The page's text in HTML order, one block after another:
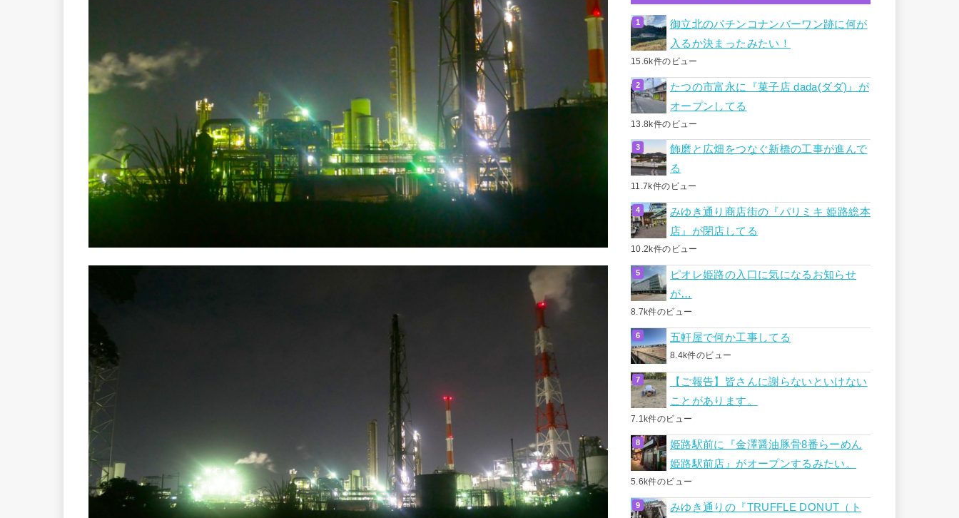
御立北のパチンコナンバーワン跡に何が
入るか決まったみたい！
15.6k件のビュー
たつの市富永に『菓子店 dada(ダダ)』が
オープンしてる
13.8k件のビュー
飾磨と広畑をつなぐ新橋の工事が進んで
る
11.7k件のビュー
みゆき通り商店街の『パリミキ 姫路総本
店』が閉店してる
10.2k件のビュー
ピオレ姫路の入口に気になるお知らせ
が…
8.7k件のビュー
五軒屋で何か工事してる
8.4k件のビュー
【ご報告】皆さんに謝らないといけない
ことがあります。
7.1k件のビュー
姫路駅前に『金澤醤油豚骨8番らーめん
姫路駅前店』がオープンするみたい。
5.6k件のビュー
みゆき通りの『TRUFFLE DONUT（ト